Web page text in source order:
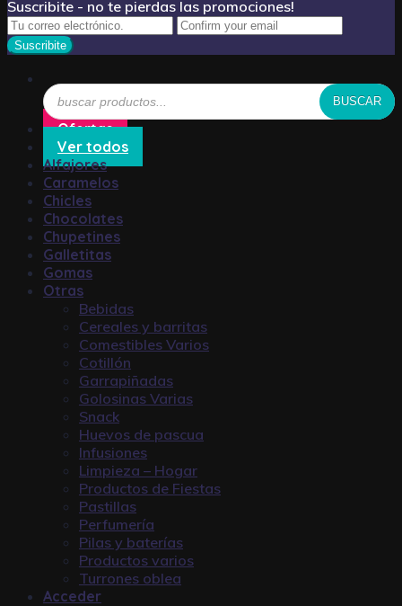
Suscribite - no te pierdas las promociones!
Búsqueda
de
productos
BUSCAR
Ofertas
Ver todos
Alfajores
Caramelos
Chicles
Chocolates
Chupetines
Galletitas
Gomas
Otras
Bebidas
Cereales y barritas
Comestibles Varios
Cotillón
Garrapiñadas
Golosinas Varias
Snack
Huevos de pascua
Infusiones
Limpieza – Hogar
Productos de Fiestas
Pastillas
Perfumería
Pilas y baterías
Productos varios
Turrones oblea
Acceder